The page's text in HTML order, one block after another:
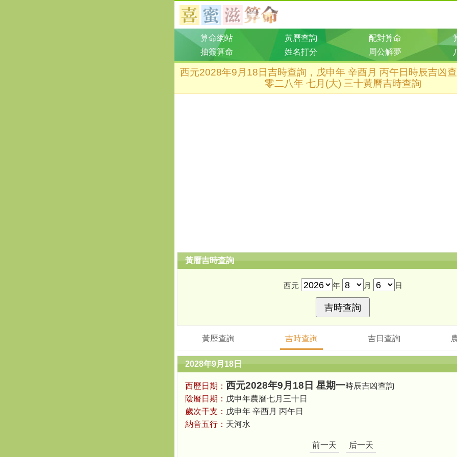
算命網站 黃曆查詢 配對算命
抽簽算命
姓名打分 周公解夢
西元2028年9月18日吉時查詢，戊申年 辛酉月 丙午日時辰吉凶
零二八年 七月(大) 三十黃曆吉時查詢
黃曆吉時查詢
西元 年 月 日
黃歷查詢 吉時查詢 吉日查詢
2028年9月18日
西歷日期： 西元2028年9月18日 星期一時辰吉凶查詢
陰曆日期： 戊申年農曆七月三十日
歲次干支： 戊申年 辛酉月 丙午日
納音五行： 天河水
前一天 后一天